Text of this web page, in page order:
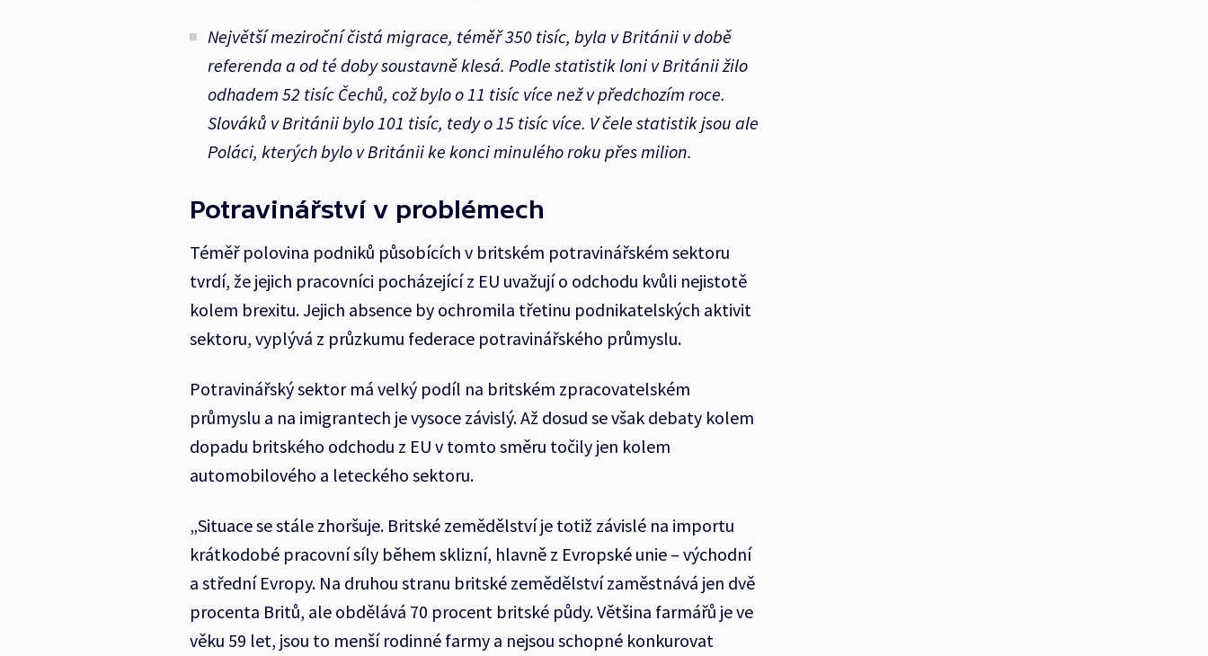
Největší meziroční čistá migrace, téměř 350 tisíc, byla v Británii v době
referenda a od té doby soustavně klesá. Podle statistik loni v Británii žilo
odhadem 52 tisíc Čechů, což bylo o 11 tisíc více než v předchozím roce.
Slováků v Británii bylo 101 tisíc, tedy o 15 tisíc více. V čele statistik jsou ale
Poláci, kterých bylo v Británii ke konci minulého roku přes milion.
Potravinářství v problémech
Téměř polovina podniků působících v britském potravinářském sektoru
tvrdí, že jejich pracovníci pocházející z EU uvažují o odchodu kvůli nejistotě
kolem brexitu. Jejich absence by ochromila třetinu podnikatelských aktivit
sektoru, vyplývá z průzkumu federace potravinářského průmyslu.
Potravinářský sektor má velký podíl na britském zpracovatelském
průmyslu a na imigrantech je vysoce závislý. Až dosud se však debaty kolem
dopadu britského odchodu z EU v tomto směru točily jen kolem
automobilového a leteckého sektoru.
„Situace se stále zhoršuje. Britské zemědělství je totiž závislé na importu
krátkodobé pracovní síly během sklizní, hlavně z Evropské unie – východní
a střední Evropy. Na druhou stranu britské zemědělství zaměstnává jen dvě
procenta Britů, ale obdělává 70 procent britské půdy. Většina farmářů je ve
věku 59 let, jsou to menší rodinné farmy a nejsou schopné konkurovat